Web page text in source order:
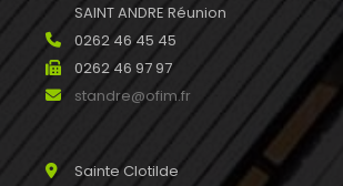
SAINT ANDRE Réunion
0262 46 45 45
0262 46 97 97
standre@ofim.fr
Sainte Clotilde